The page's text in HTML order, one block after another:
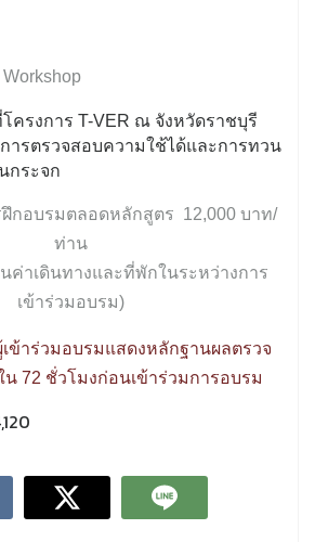
Workshop
ครงการ T-VER ณ จังหวัดราชบุรี
ารตรวจสอบความใช้ได้และการทวน
กระจก
กอบรมตลอดหลักสูตร 12,000 บาท/
ท่าน
ค่าเดินทางและที่พักในระหว่างการ
เข้าร่วมอบรม)
ข้าร่วมอบรมแสดงหลักฐานผลตรวจ
น 72 ชั่วโมงก่อนเข้าร่วมการอบรม